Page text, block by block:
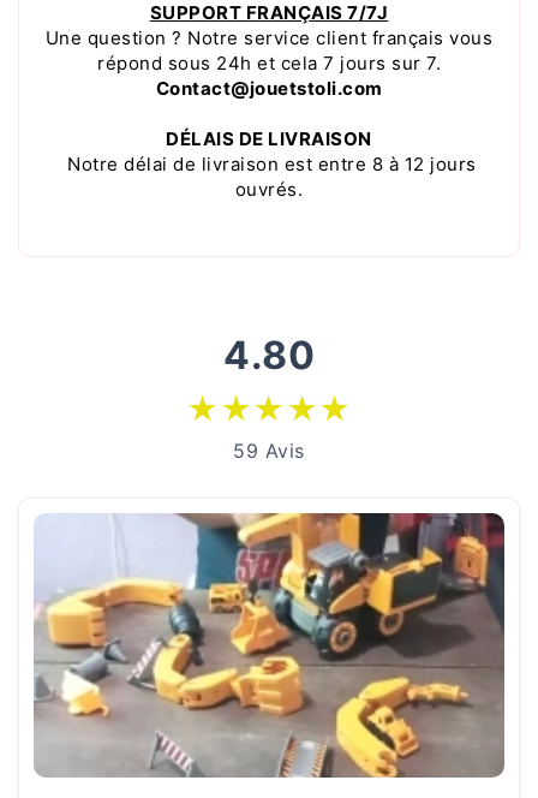
SUPPORT FRANÇAIS 7/7J
Une question ? Notre service client français vous
répond sous 24h et cela 7 jours sur 7.
Contact@jouetstoli.com
DÉLAIS DE LIVRAISON
Notre délai de livraison est entre 8 à 12 jours
ouvrés.
4.80
★★★★★
59 Avis